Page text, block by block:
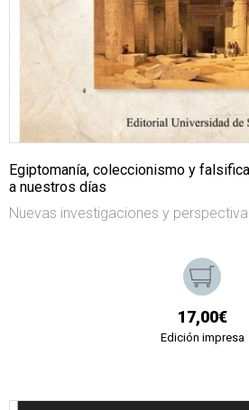
Egiptomanía, coleccionismo y
a nuestros días
Nuevas investigaciones y
17,00€
Edición impresa